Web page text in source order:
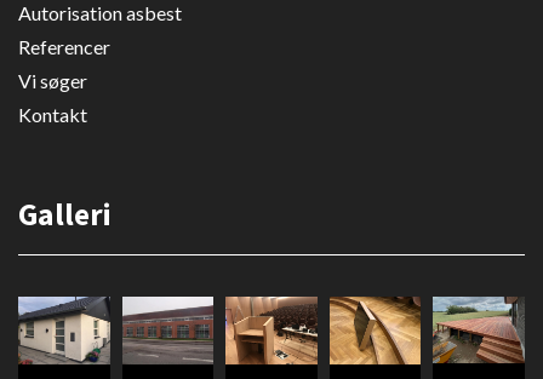
Autorisation asbest
Referencer
Vi søger
Kontakt
Galleri